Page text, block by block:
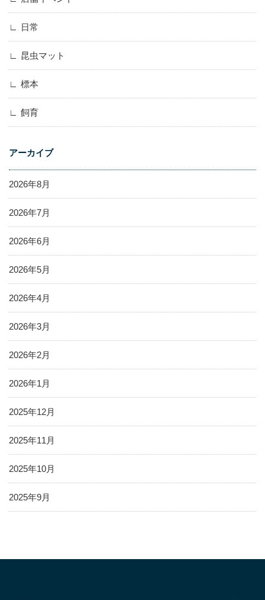
日常
昆虫マット
標本
飼育
アーカイブ
2026年8月
2026年7月
2026年6月
2026年5月
2026年4月
2026年3月
2026年2月
2026年1月
2025年12月
2025年11月
2025年10月
2025年9月